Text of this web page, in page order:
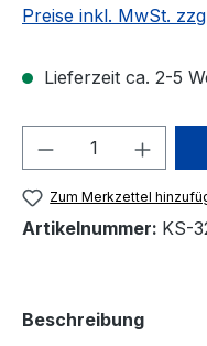
Preise inkl. MwSt.
Lieferzeit ca. 2-5
Produkt
Zum Merkzettel
Artikelnummer: KS-
Beschreibung